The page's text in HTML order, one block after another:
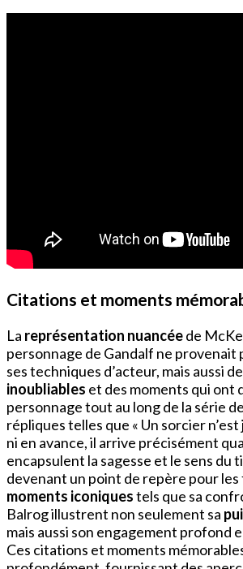
Citations et moments
La représentation nuancéede
personnage de Gandalf ne provenait
ses techniques d’acteur, mais aussi
inoubliables et des moments qui ont
personnage tout au long de la série
répliques telles que « Un sorcier
ni en avance, il arrive précisément
encapsulent la sagesse et le sens du
devenant un point de repère pour les
moments iconiquestels que sa
Balrog illustrent non seulement sa
mais aussi son engagement profond
Ces citations et moments